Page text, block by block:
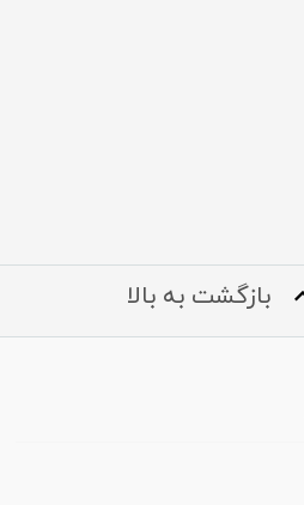
بازگشت به بالا